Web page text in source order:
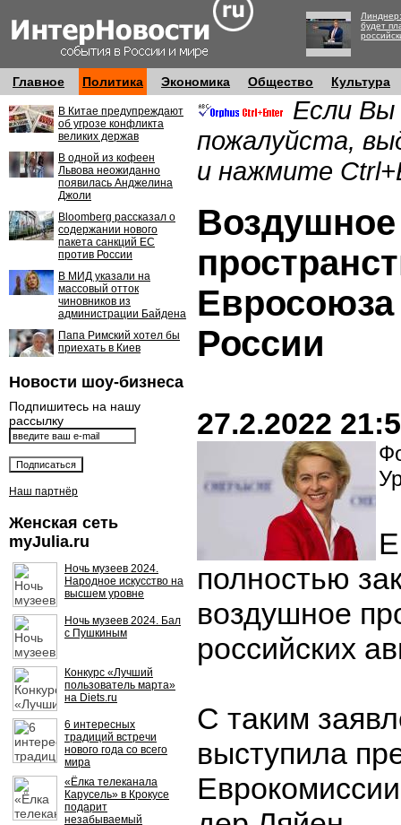
будет
Главное Политика Экономика Общество Культура
В Китае предупреждают
об угрозе конфликта
великих держав
В одной из кофеен
Львова неожиданно
появилась Анджелина
Джоли
Bloomberg рассказал о
содержании нового
пакета санкций ЕС
против России
В МИД указали на
массовый отток
чиновников из
администрации Байдена
Папа Римский хотел бы
приехать в Киев
Новости шоу-бизнеса
Подпишитесь на нашу
рассылку
Наш партнёр
Женская сеть
myJulia.ru
Ночь музеев 2024.
Народное искусство на
высшем уровне
Ночь музеев 2024. Бал
с Пушкиным
Конкурс «Лучший
пользователь марта»
на Diets.ru
6 интересных
традиций встречи
нового года со всего
мира
«Ёлка телеканала
Карусель» в Крокусе
подарит
незабываемый
Если Вы
пожалуйста,
и нажмите
Воздушное
России
27.2.2022
полностью
воздушное
российских
С таким
выступила